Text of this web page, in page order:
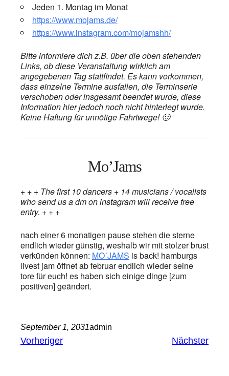
Jeden 1. Montag im Monat
https://www.mojams.de/
https://www.instagram.com/mojamshh/
Bitte informiere dich z.B. über die oben stehenden
Links, ob diese Veranstaltung wirklich am
angegebenen Tag stattfindet. Es kann vorkommen,
dass einzelne Termine ausfallen, die Terminserie
verschoben oder insgesamt beendet wurde, diese
Information hier jedoch noch nicht hinterlegt wurde.
Keine Haftung für unnötige Fahrtwege! 🙂
Mo’Jams
+ + + The first 10 dancers + 14 musicians / vocalists
who send us a dm on instagram will receive free
entry. + + +
nach einer 6 monatigen pause stehen die sterne
endlich wieder günstig, weshalb wir mit stolzer brust
verkünden können: MO´JAMS is back! hamburgs
livest jam öffnet ab februar endlich wieder seine
tore für euch! es haben sich einige dinge [zum
positiven] geändert.
September 1, 2031admin
Vorheriger Nächster